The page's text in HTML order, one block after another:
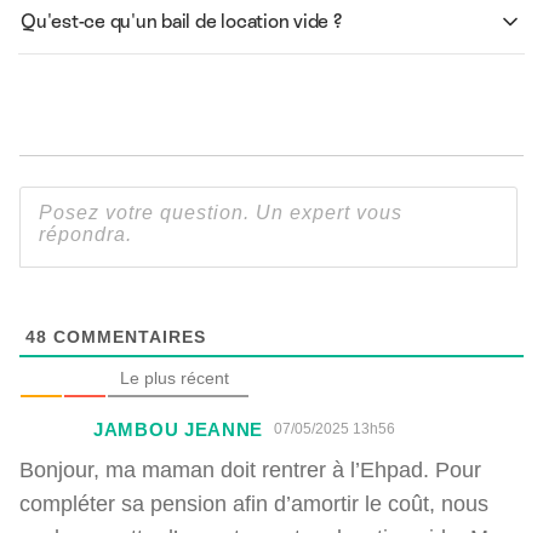
Qu'est-ce qu'un bail de location vide ?
48 COMMENTAIRES
Le plus récent
JAMBOU JEANNE 07/05/2025 13h56
Bonjour, ma maman doit rentrer à l’Ehpad. Pour
compléter sa pension afin d’amortir le coût, nous